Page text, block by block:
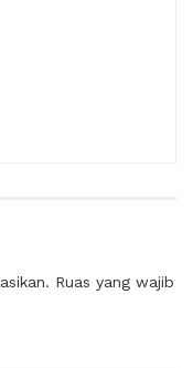
Ruas yang wajib